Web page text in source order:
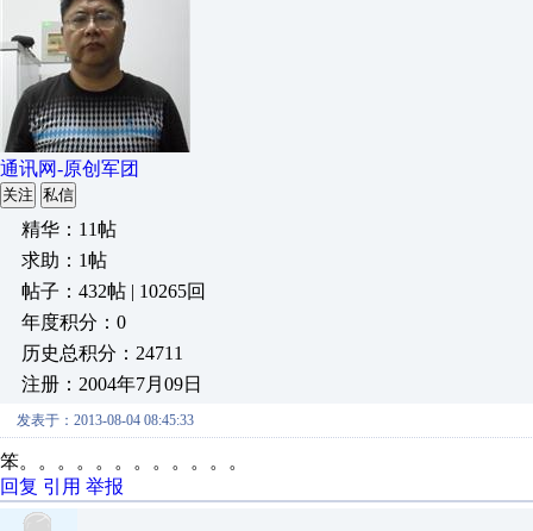
通讯网-原创军团
关注 私信
精华：11帖
求助：1帖
帖子：432帖 | 10265回
年度积分：0
历史总积分：24711
注册：2004年7月09日
发表于：2013-08-04 08:45:33
笨。。。。。。。。。。。。
回复 引用 举报